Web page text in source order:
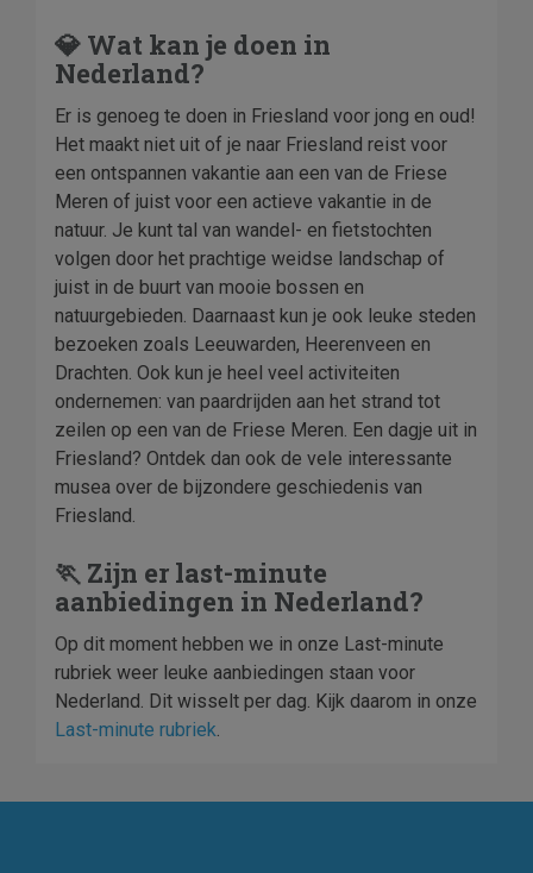
💎 Wat kan je doen in
Nederland?
Er is genoeg te doen in Friesland voor jong en oud!
Het maakt niet uit of je naar Friesland reist voor
een ontspannen vakantie aan een van de Friese
Meren of juist voor een actieve vakantie in de
natuur. Je kunt tal van wandel- en fietstochten
volgen door het prachtige weidse landschap of
juist in de buurt van mooie bossen en
natuurgebieden. Daarnaast kun je ook leuke steden
bezoeken zoals Leeuwarden, Heerenveen en
Drachten. Ook kun je heel veel activiteiten
ondernemen: van paardrijden aan het strand tot
zeilen op een van de Friese Meren. Een dagje uit in
Friesland? Ontdek dan ook de vele interessante
musea over de bijzondere geschiedenis van
Friesland.
🏃 Zijn er last-minute
aanbiedingen in Nederland?
Op dit moment hebben we in onze Last-minute
rubriek weer leuke aanbiedingen staan voor
Nederland. Dit wisselt per dag. Kijk daarom in onze
Last-minute rubriek.